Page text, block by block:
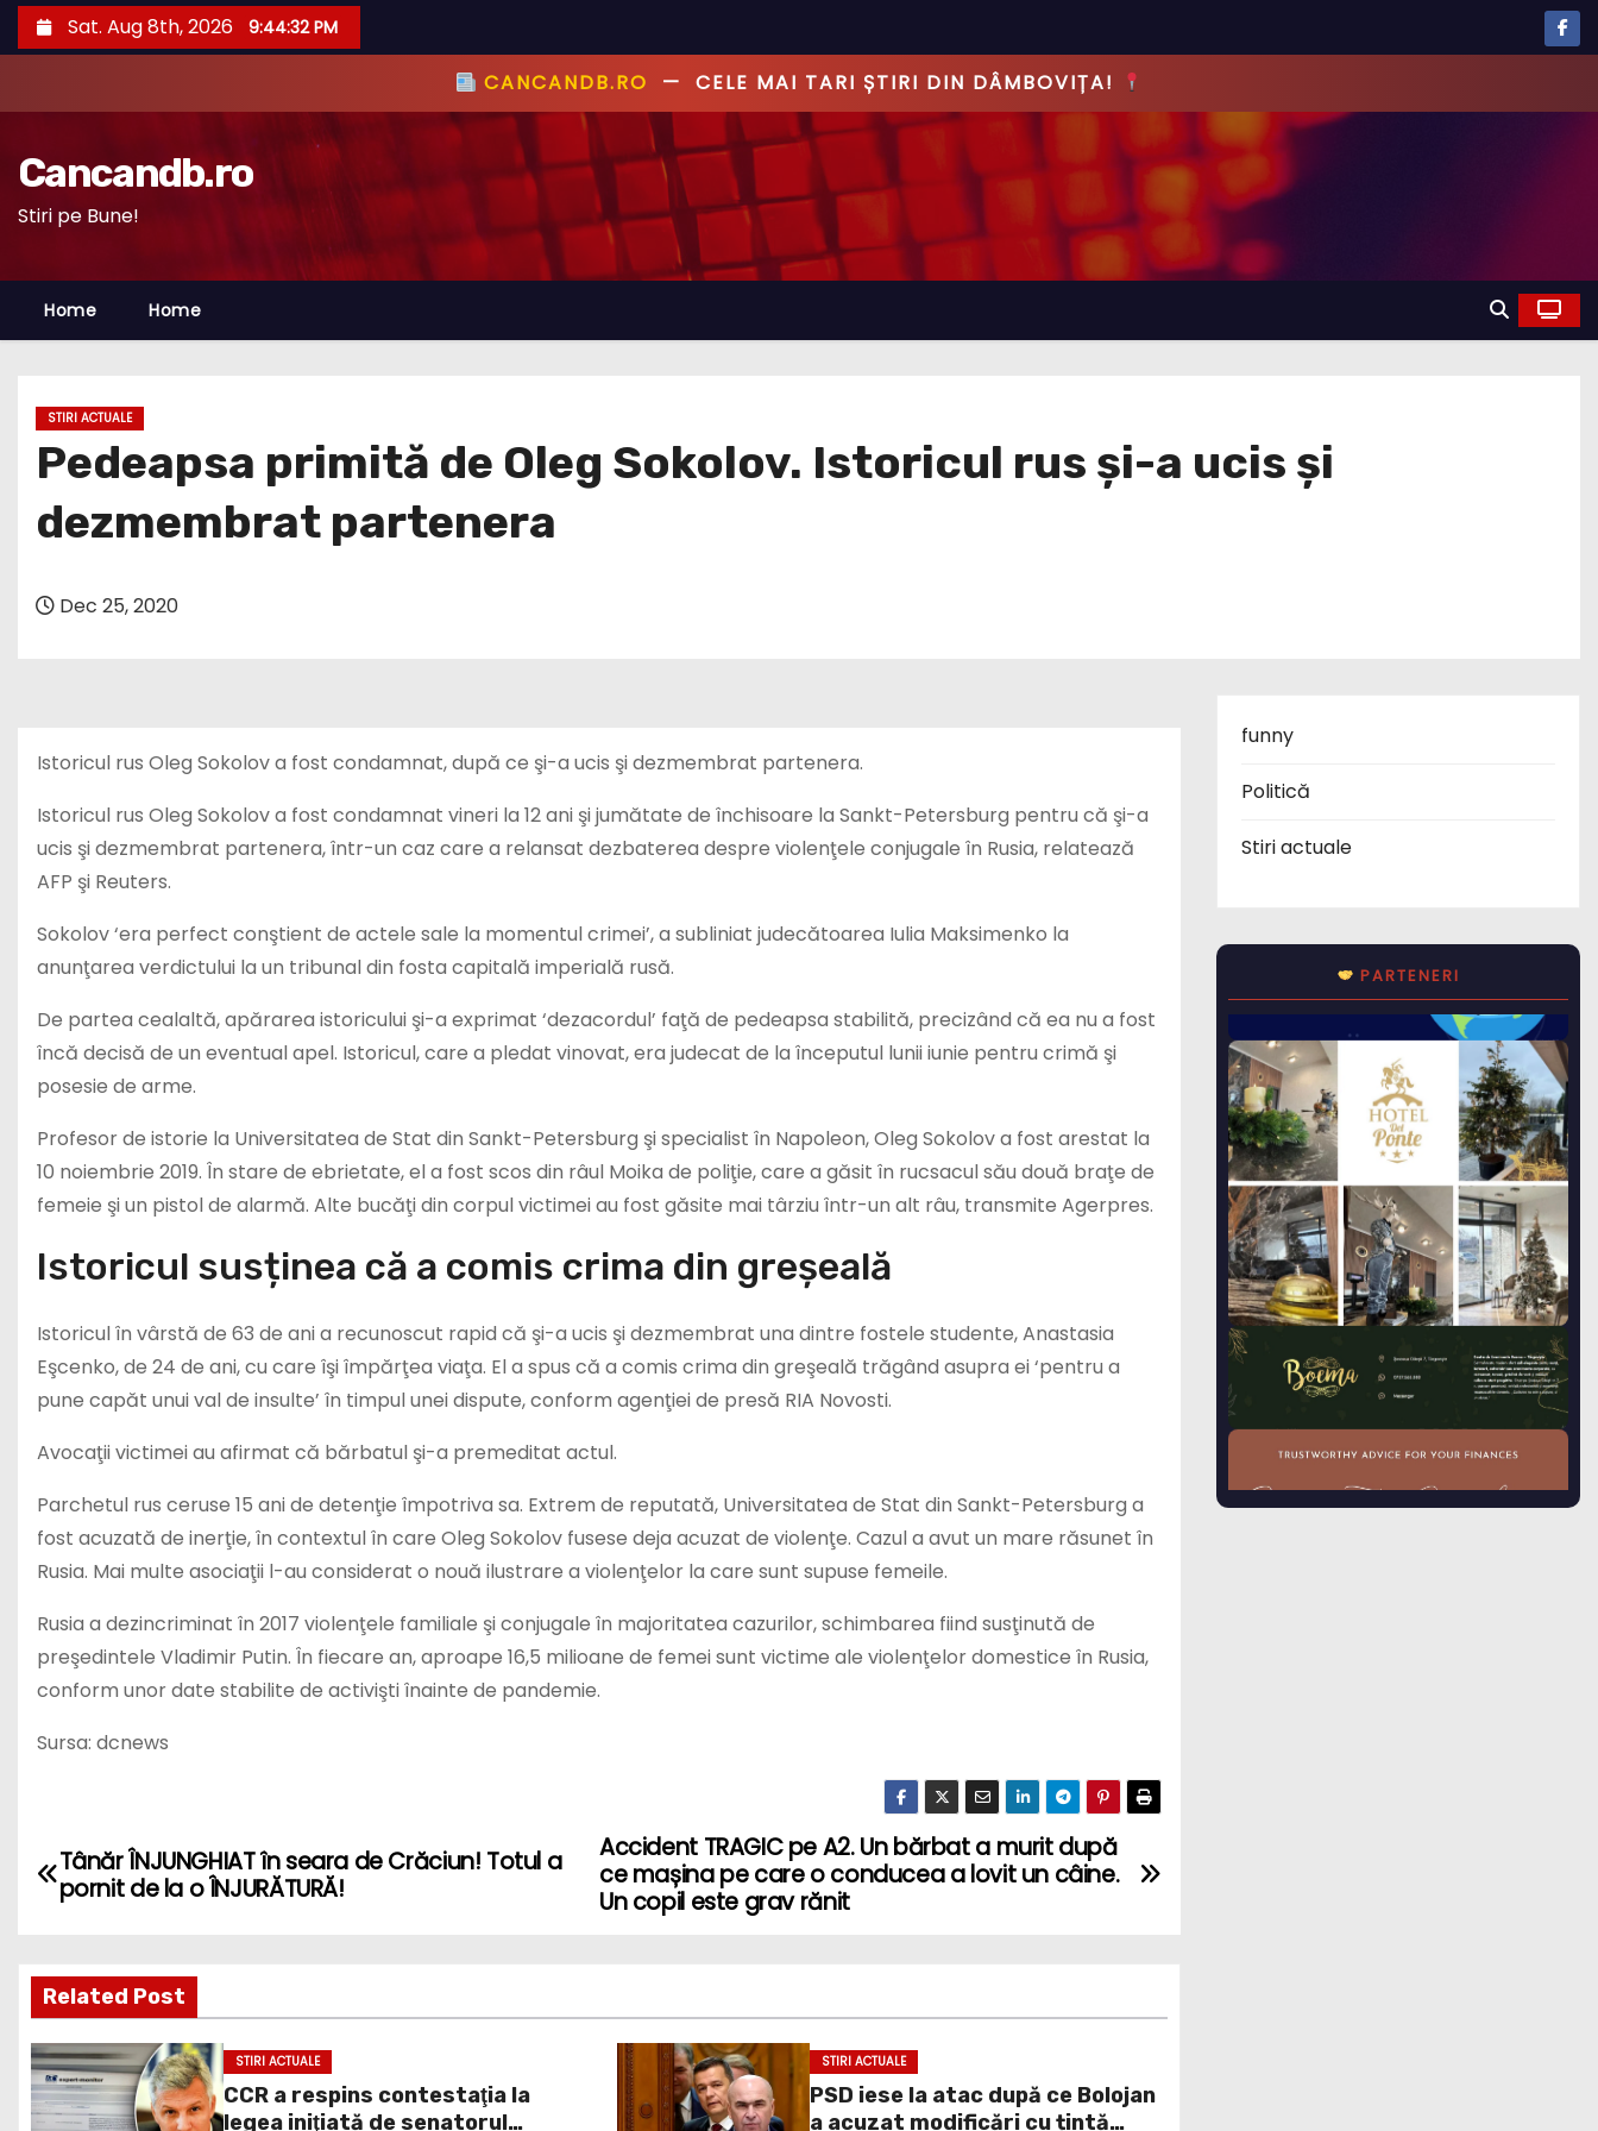
k
p
n
e
Sat. Aug 8th, 2026 9:44:33 PM
CANCANDB.RO—PRIMUL CU ȘTIREA, PRIMUL CU ADEVĂRUL!
Cancandb.ro
Stiri pe Bune!
Home Home
STIRI ACTUALE
Pedeapsa primită de Oleg Sokolov. Istoricul rus și-a ucis și
dezmembrat partenera
Dec 25, 2020
Istoricul rus Oleg Sokolov a fost condamnat, după ce şi-a ucis şi dezmembrat partenera.
Istoricul rus Oleg Sokolov a fost condamnat vineri la 12 ani şi jumătate de închisoare la Sankt-Petersburg pentru că şi-a
ucis şi dezmembrat partenera, într-un caz care a relansat dezbaterea despre violenţele conjugale în Rusia, relatează
AFP şi Reuters.
Sokolov ‘era perfect conştient de actele sale la momentul crimei’, a subliniat judecătoarea Iulia Maksimenko la
anunţarea verdictului la un tribunal din fosta capitală imperială rusă.
De partea cealaltă, apărarea istoricului şi-a exprimat ‘dezacordul’ faţă de pedeapsa stabilită, precizând că ea nu a fost
încă decisă de un eventual apel. Istoricul, care a pledat vinovat, era judecat de la începutul lunii iunie pentru crimă şi
posesie de arme.
Profesor de istorie la Universitatea de Stat din Sankt-Petersburg şi specialist în Napoleon, Oleg Sokolov a fost arestat la
10 noiembrie 2019. În stare de ebrietate, el a fost scos din râul Moika de poliţie, care a găsit în rucsacul său două braţe de
femeie şi un pistol de alarmă. Alte bucăţi din corpul victimei au fost găsite mai târziu într-un alt râu, transmite Agerpres.
Istoricul susținea că a comis crima din greșeală
Istoricul în vârstă de 63 de ani a recunoscut rapid că şi-a ucis şi dezmembrat una dintre fostele studente, Anastasia
Eşcenko, de 24 de ani, cu care îşi împărţea viaţa. El a spus că a comis crima din greşeală trăgând asupra ei ‘pentru a
pune capăt unui val de insulte’ în timpul unei dispute, conform agenţiei de presă RIA Novosti.
Avocaţii victimei au afirmat că bărbatul şi-a premeditat actul.
Parchetul rus ceruse 15 ani de detenţie împotriva sa. Extrem de reputată, Universitatea de Stat din Sankt-Petersburg a
fost acuzată de inerţie, în contextul în care Oleg Sokolov fusese deja acuzat de violenţe. Cazul a avut un mare răsunet în
Rusia. Mai multe asociaţii l-au considerat o nouă ilustrare a violenţelor la care sunt supuse femeile.
Rusia a dezincriminat în 2017 violenţele familiale şi conjugale în majoritatea cazurilor, schimbarea fiind susţinută de
preşedintele Vladimir Putin. În fiecare an, aproape 16,5 milioane de femei sunt victime ale violenţelor domestice în Rusia,
conform unor date stabilite de activişti înainte de pandemie.
Sursa: dcnews
P
t
n
a
Accident TRAGIC pe A2. Un bărbat a murit după
ce mașina pe care o conducea a lovit un câine.
Un copil este grav rănit
Tânăr ÎNJUNGHIAT în seara de Crăciun! Totul a
pornit de la o ÎNJURĂTURĂ!
Related Post
STIRI ACTUALE
CCR a respins contestaţia la
legea iniţiată de senatorul
STIRI ACTUALE
PSD iese la atac după ce Bolojan
a acuzat modificări cu țintă
funny
Politică
Stiri actuale
PARTENERI